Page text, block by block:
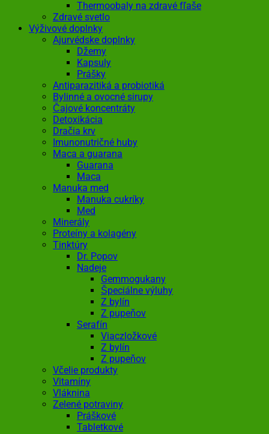
Thermoobaly na zdravé fľaše
Zdravé svetlo
Výživové doplnky
Ajurvédske doplnky
Džemy
Kapsuly
Prášky
Antiparazitiká a probiotiká
Bylinné a ovocné sirupy
Čajové koncentráty
Detoxikácia
Dračia krv
Imunonutričné huby
Maca a guarana
Guarana
Maca
Manuka med
Manuka cukríky
Med
Minerály
Proteíny a kolagény
Tinktúry
Dr. Popov
Nadeje
Gemmogukany
Špeciálne výluhy
Z bylín
Z pupeňov
Serafín
Viaczložkové
Z bylín
Z pupeňov
Včelie produkty
Vitamíny
Vláknina
Zelené potraviny
Práškové
Tabletkové